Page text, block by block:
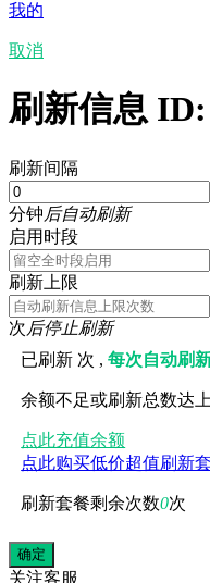
我的
取消
刷新信息 ID:
刷新间隔
分钟后自动刷新
启用时段
刷新上限
次后停止刷新
已刷新 次 ,每次自动刷
余额不足或刷新总数达
点此充值余额
点此购买低价超值刷新
刷新套餐剩余次数0次
关注客服